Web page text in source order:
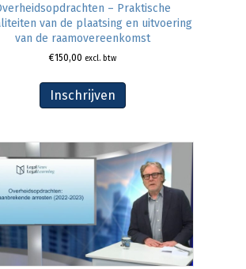
– Praktische
van de plaatsing en uitvoering
van de raamovereenkomst
€150,00 excl. btw
Inschrijven